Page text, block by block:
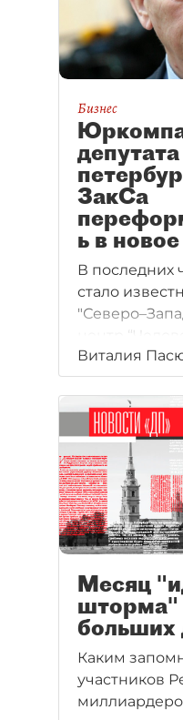
Бизнес
депутата
ЗакСа
ь в
В последних
стало
центр
прошлых
Киселёву,
Виталия
Месяц
шторма"
больших
Каким
участников